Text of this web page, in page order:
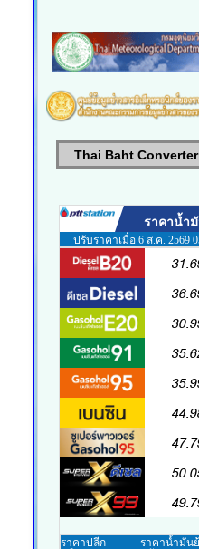
Thai Baht Converter